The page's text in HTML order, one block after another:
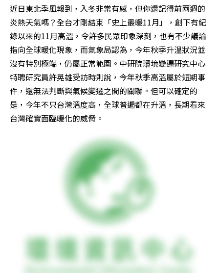
近日東北季風報到，入冬非常有感，但你還記得前兩週的
炎熱天氣嗎？全台才剛結束「史上最暖11月」，創下有紀
錄以來的11月高溫，令許多民眾印象深刻，也有不少議論
指向全球暖化現象，而氣象局認為，今年秋季升溫狀況並
沒有特別極端，仍屬正常範圍。中研院環境變遷研究中心
特聘研究員許晃雄受訪時則說，今年秋季高溫屬於短期事
件，還無法判斷與氣候變遷之間的關聯。但可以確定的
是，今年不只台灣溫度高，全球普遍都在升溫，長期看來
台灣確實面臨暖化的威脅。